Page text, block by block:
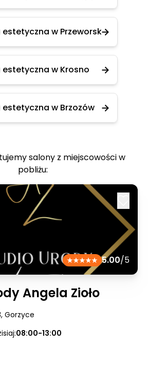
w Przeworsk
w Krosno
w Brzozów
salony z miejscowości w
pobliżu:
5.00/5
Angela Zioło
, Gorzyce
08:00-13:00